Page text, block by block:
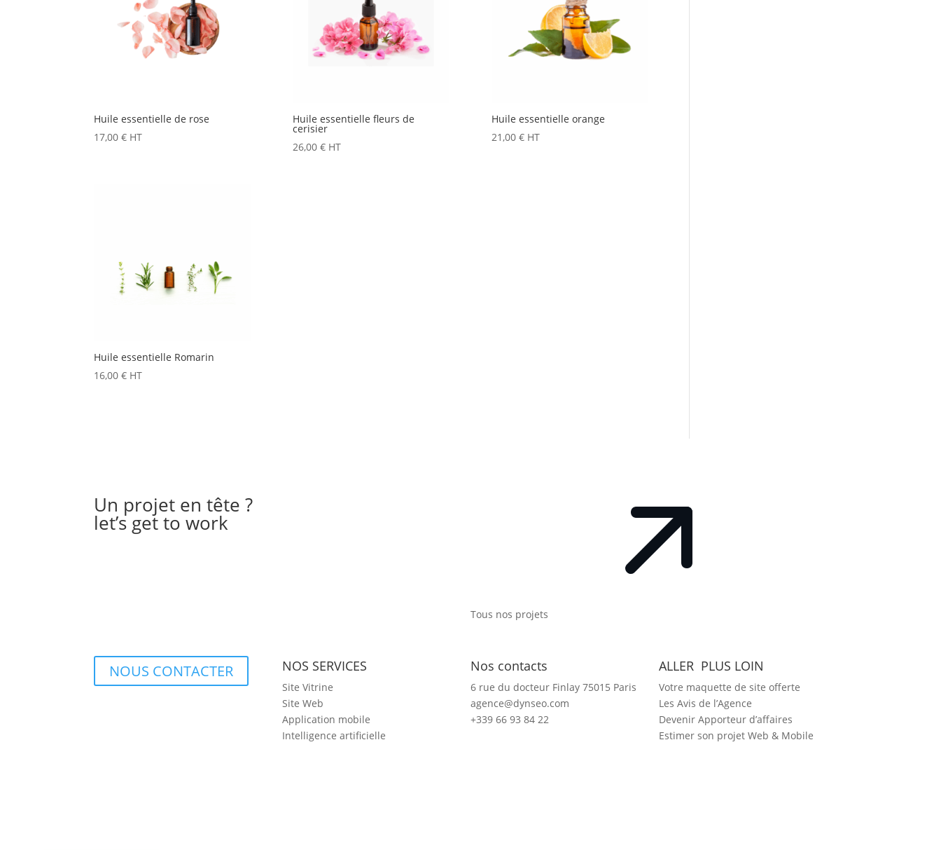
Huile essentielle de rose
17,00€ HT
Huile essentielle fleurs de
cerisier
26,00 € HT
Huile essentielle orange
21,00 € HT
Huile essentielle Romarin
16,00€ HT
Un projet en tête ?
let’s get to work
Tous nos projets
NOUS CONTACTER NOS SERVICES
Site Vitrine
Site Web
Application mobile
Intelligence artificielle
Nos contacts
6 rue du docteur Finlay 75015 Paris
agence@dynseo.com
+339 66 93 84 22
ALLER PLUS LOIN
Votre maquette de site offerte
Les Avis de l’Agence
Devenir Apporteur d’affaires
Estimer son projet Web & Mobile